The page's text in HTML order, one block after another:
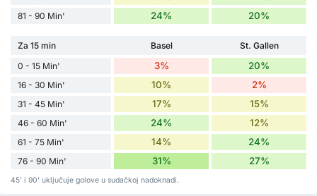
81 - 90 Min' 24% 20%
Za 15 min Basel
St. Gallen
0 - 15 Min'
3% 20%
16 - 30 Min' 10% 2%
31 - 45 Min' 17% 15%
46 - 60 Min' 24% 12%
61 - 75 Min' 14% 24%
76 - 90 Min' 31% 27%
45' i 90' uključuje golove u sudačkoj nadoknadi.